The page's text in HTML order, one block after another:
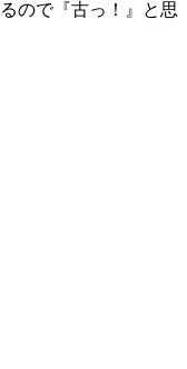
ので『古っ！』と思